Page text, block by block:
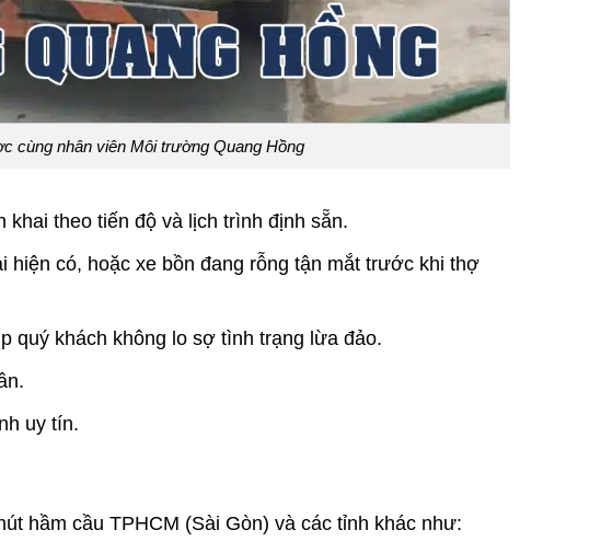
cùng nhân viên Môi trường Quang Hồng
theo tiến độ và lịch trình định sẵn.
có, hoặc xe bồn đang rỗng tận mắt trước khi thợ
quý khách không lo sợ tình trạng lừa đảo.
uy tín.
hầm cầu TPHCM (Sài Gòn) và các tỉnh khác như: